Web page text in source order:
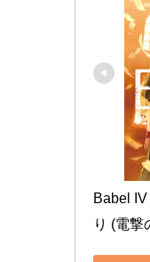
Babel
り (電撃